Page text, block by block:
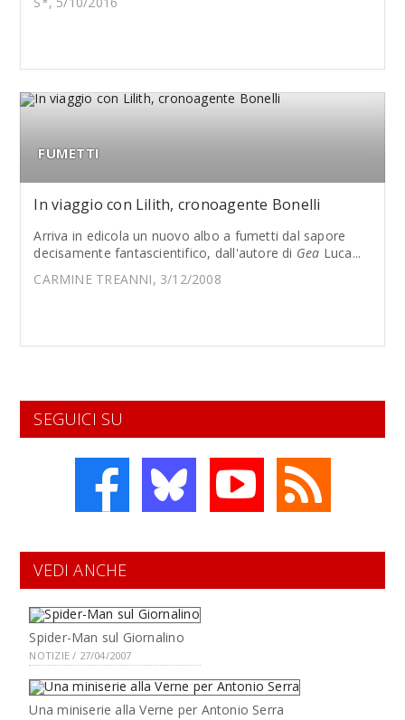
FUMETTI
In viaggio con Lilith, cronoagente Bonelli
Arriva in edicola un nuovo albo a fumetti dal sapore
decisamente fantascientifico, dall'autore di Gea Luca...
CARMINE TREANNI, 3/12/2008
SEGUICI SU
VEDI ANCHE
Spider-Man sul Giornalino
NOTIZIE / 27/04/2007
Una miniserie alla Verne per Antonio Serra